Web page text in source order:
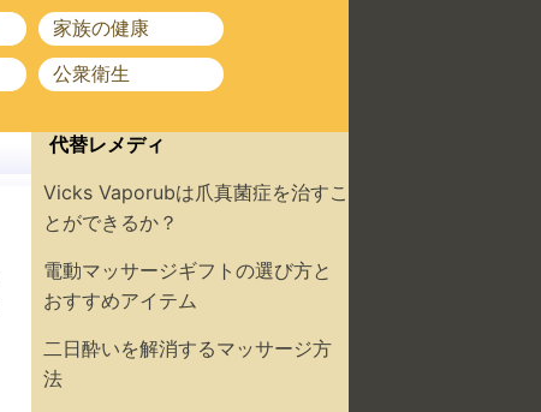
家族の健康
公衆衛生
代替レメディ
Vicks Vaporubは爪真菌症を治すこ
とができるか？
電動マッサージギフトの選び方と
おすすめアイテム
二日酔いを解消するマッサージ方
法